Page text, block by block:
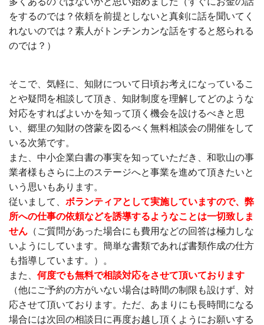
をするのでは？依頼を前提としないと真剣に話を聞いてく
れないのでは？素人がトンチンカンな話をすると怒られる
のでは？）
そこで、気軽に、知財について日頃お考えになっているこ
とや疑問を相談して頂き、知財制度を理解してどのような
対応をすればよいかを知って頂く機会を設けるべきと思
い、郷里の知財の啓蒙を図るべく無料相談会の開催をして
いる次第です。
また、中小企業白書の事実を知っていただき、和歌山の事
業者様もさらに上のステージへと事業を進めて頂きたいと
いう思いもあります。
従いまして、 ボランティアとして実施していますので、弊
所への仕事の依頼などを誘導するようなことは一切致しま
せん （ご質問があった場合にも費用などの回答は極力しな
いようにしています。簡単な書類であれば書類作成の仕方
も指導しています。）。
また、 何度でも無料で相談対応をさせて頂いております
（他にご予約の方がいない場合は時間の制限も設けず、対
応させて頂いております。ただ、あまりにも長時間になる
場合には次回の相談日に再度お越し頂くようにお願いする